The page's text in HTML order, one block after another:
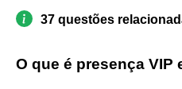
37 questões
O que é presença VIP